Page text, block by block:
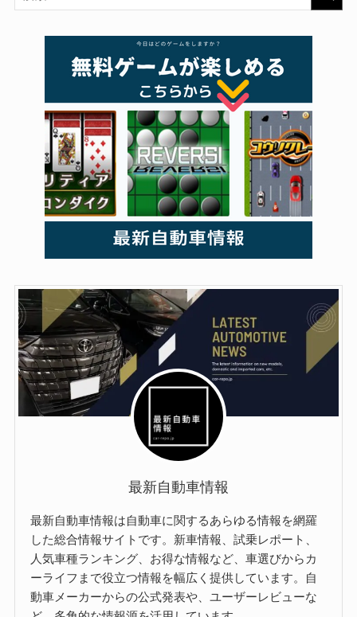
最新自動車情報
最新自動車情報は自動車に関するあらゆる情報を網羅
した総合情報サイトです。新車情報、試乗レポート、
人気車種ランキング、お得な情報など、車選びからカ
ーライフまで役立つ情報を幅広く提供しています。自
動車メーカーからの公式発表や、ユーザーレビューな